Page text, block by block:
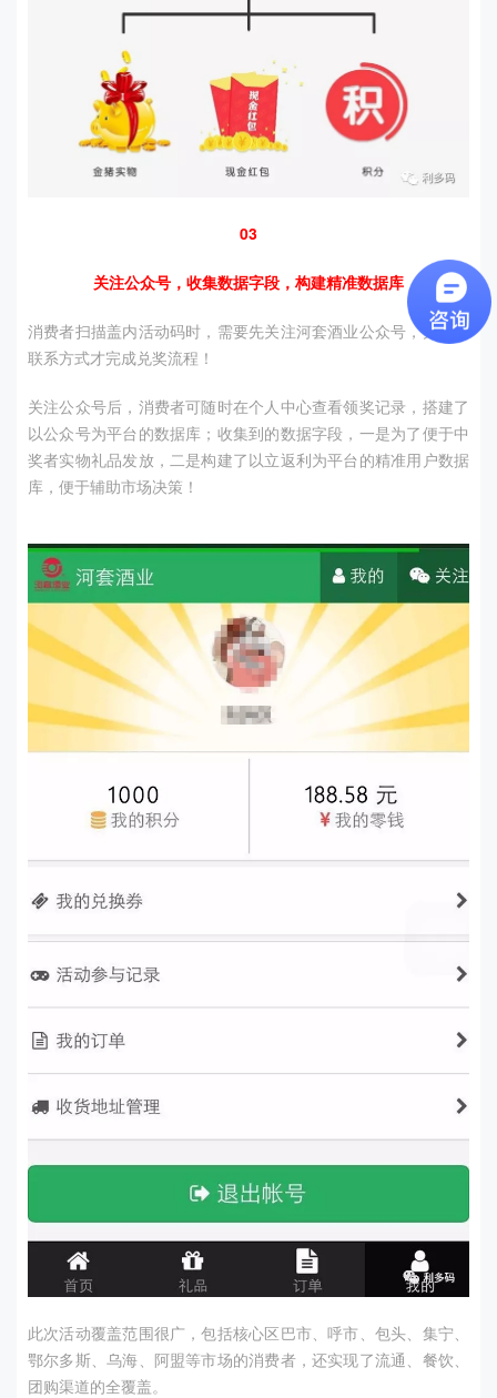
03
关注公众号，收集数据字段，构建精准数据库
消费者扫描盖内活动码时，需要先关注河套酒业公众号，并填写
联系方式才完成兑奖流程！
关注公众号后，消费者可随时在个人中心查看领奖记录，搭建了
以公众号为平台的数据库； 收集到的数据字段，一是为了便于中
奖者实物礼品发放，二是构建了以立返利为平台的精准用户数据
库，便于辅助市场决策！
此次活动覆盖范围很广，包括核心区巴市、呼市、包头、集宁、
鄂尔多斯、乌海、阿盟等市场的消费者，还实现了流通、餐饮、
团购渠道的全覆盖。